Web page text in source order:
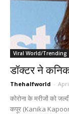
Viral World/Trending
डॉक्टर ने
Thehalfworld -
कोरोना के मरीजों को
कपूर (Kanika Kapoor)